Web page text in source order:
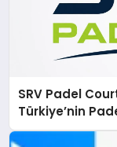
SRV Padel
Türkiye’nin